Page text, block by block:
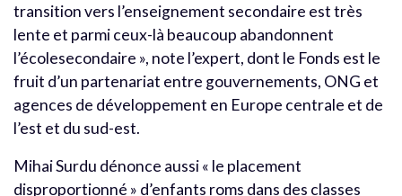
transition vers l’enseignement secondaire est très
lente et parmi ceux-là beaucoup abandonnent
l’écolesecondaire », note l’expert, dont le Fonds est le
fruit d’un partenariat entre gouvernements, ONG et
agences de développement en Europe centrale et de
l’est et du sud-est.
Mihai Surdu dénonce aussi « le placement
disproportionné » d’enfants roms dans des classes